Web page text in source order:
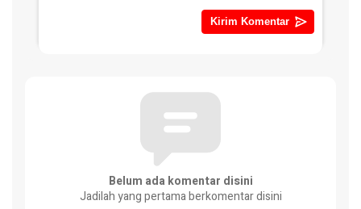
Belum ada komentar disini
Jadilah yang pertama berkomentar disini